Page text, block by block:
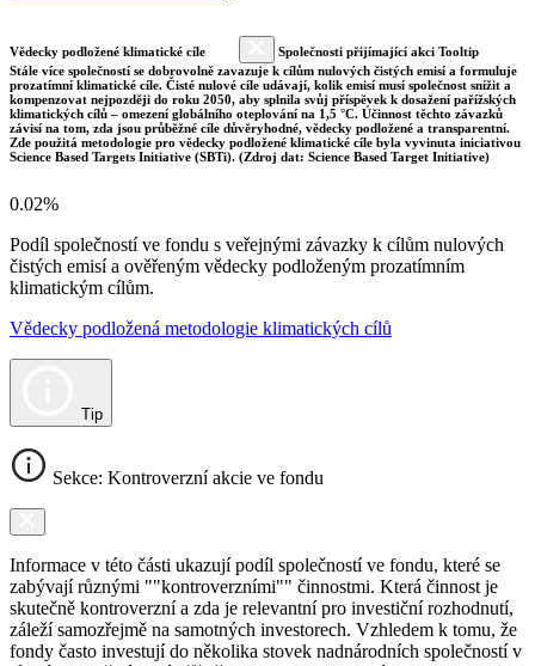
Vědecky podložené klimatické cíle
Společnosti přijímající akci Tooltip
Stále více společností se dobrovolně zavazuje k cílům nulových čistých emisí a formuluje
prozatímní klimatické cíle. Čisté nulové cíle udávají, kolik emisí musí společnost snížit a
kompenzovat nejpozději do roku 2050, aby splnila svůj příspěvek k dosažení pařížských
klimatických cílů – omezení globálního oteplování na 1,5 °C. Účinnost těchto závazků
závisí na tom, zda jsou průběžné cíle důvěryhodné, vědecky podložené a transparentní.
Zde použitá metodologie pro vědecky podložené klimatické cíle byla vyvinuta iniciativou
Science Based Targets Initiative (SBTi). (Zdroj dat: Science Based Target Initiative)
0.02%
Podíl společností ve fondu s veřejnými závazky k cílům nulových
čistých emisí a ověřeným vědecky podloženým prozatímním
klimatickým cílům.
Vědecky podložená metodologie klimatických cílů
Tip
Sekce: Kontroverzní akcie ve fondu
Informace v této části ukazují podíl společností ve fondu, které se
zabývají různými ""kontroverzními"" činnostmi. Která činnost je
skutečně kontroverzní a zda je relevantní pro investiční rozhodnutí,
záleží samozřejmě na samotných investorech. Vzhledem k tomu, že
fondy často investují do několika stovek nadnárodních společností v